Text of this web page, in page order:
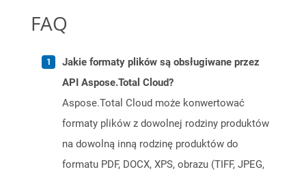
FAQ
Jakie formaty plików są obsługiwane przez
API Aspose.Total Cloud?
Aspose.Total Cloud może konwertować
formaty plików z dowolnej rodziny produktów
na dowolną inną rodzinę produktów do
formatu PDF, DOCX, XPS, obrazu (TIFF, JPEG,